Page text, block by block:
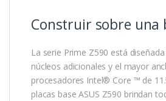
Construir sobre una
La serie Prime Z590 está
núcleos adicionales y el mayor
procesadores Intel® Core ™ de
placas base ASUS Z590 brindan